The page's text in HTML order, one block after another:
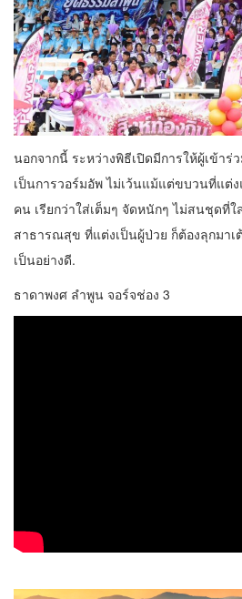
นอกจากนี้ ระหว่างพิธีเปิดมีการให้ผู้เข้าร่
เป็นการวอร์มอัพ ไม่เว้นแม้แต่ขบวนที่แ
คน เรียกว่าใส่เต็มๆ จัดหนักๆ ไม่สนชุดที่ใ
สาธารณสุข ที่แต่งเป็นผู้ป่วย ก็ต้องลุกมา
เป็นอย่างดี.
ธาดาพงศ ลำพูน จอร์จช่อง 3